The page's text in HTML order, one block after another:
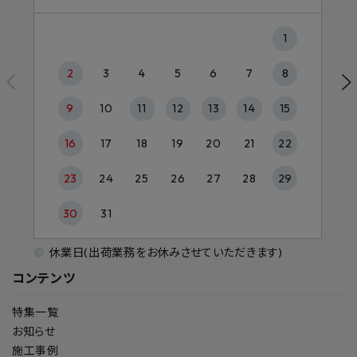
コンテンツ
特集一覧
お知らせ
施工事例
1
2 3 4 5 6 7 8
9 10 11 12 13 14 15
16 17 18 19 20 21 22
23 24 25 26 27 28 29
30 31
休業日(出荷業務をお休みさせていただきます)